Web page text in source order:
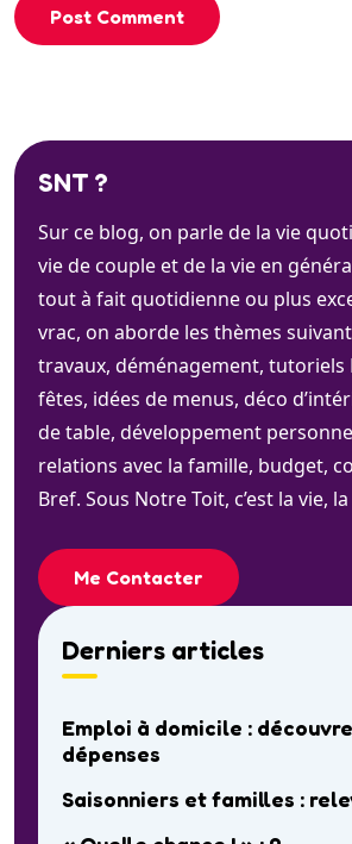
Post Comment
SNT ?
Sur ce blog, on parle de la vie
vie de couple et de la vie en
tout à fait quotidienne ou plus
vrac, on aborde les thèmes
travaux, déménagement, tutoriels
fêtes, idées de menus, déco
de table, développement
relations avec la famille, budget,
Bref. Sous Notre Toit, c’est la vie,
Me Contacter
Derniers articles
Emploi à domicile :
dépenses
Saisonniers et familles :